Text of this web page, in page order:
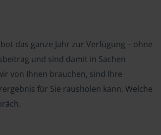
das ganze Jahr zur Verfügung – ohne
und sind damit in Sachen
von Ihnen brauchen, sind Ihre
für Sie rausholen kann. Welche